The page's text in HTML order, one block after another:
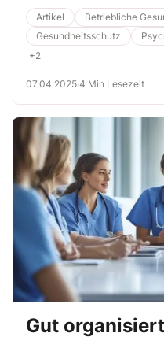
Artikel
Betriebliche
Gesundheitsschutz
+2
07.04.2025·4 Min Lesezeit
Gut